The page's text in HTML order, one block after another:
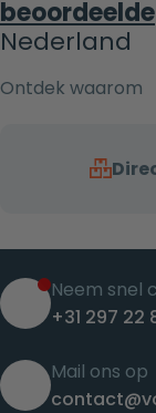
beoordeelde
Nederland
Ontdek waarom
Neem snel
+31 297 22
Mail ons op